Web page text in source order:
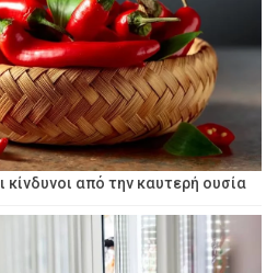
κίνδυνοι από την καυτερή ουσία